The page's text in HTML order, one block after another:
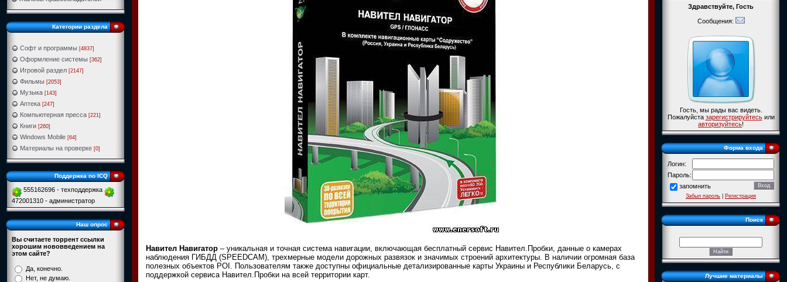
Категории раздела
Софт и программы [4837]
Оформление системы [362]
Игровой раздел [2147]
Фильмы [2053]
Музыка [143]
Аптека [247]
Компьютерная пресса [221]
Книги [260]
Windows Mobile [64]
Материалы на проверке [0]
Поддержка по ICQ
555162696 - техподдержка
472001310 - администратор
Наш опрос
Вы считаете торрент ссылки
хорошим нововведением на
этом сайте?
Да, конечно.
Нет, не думаю.
Навител Навигатор – уникальная и точная система навигации, включающая бесплатный сервис Навител.Пробки, данные о камерах
наблюдения ГИБДД (SPEEDCAM), трехмерные модели дорожных развязок и значимых строений архитектуры. В наличии огромная база
полезных объектов POI. Пользователям также доступны официальные детализированные карты Украины и Республики Беларусь, с
поддержкой сервиса Навител.Пробки на всей территории карт.
Здравствуйте, Гость
Сообщения:
Гость, мы рады вас видеть.
Пожалуйстазарегистрируйтесьили
авторизуйтесь!
Форма входа
Логин:
Пароль:
запомнить
Забыл пароль|Регистрация
Поиск
Лучшие материалы